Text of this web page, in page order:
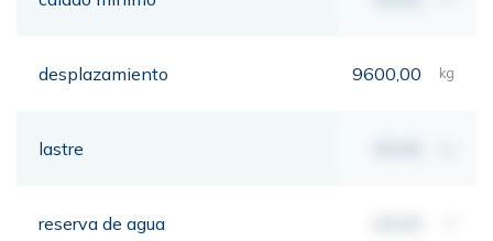
desplazamiento 9600,00 kg
lastre
reserva de agua